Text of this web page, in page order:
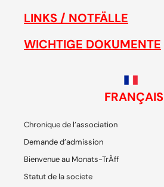
LINKS / NOTFÄLLE
WICHTIGE DOKUMENTE
FRANÇAIS
Chronique de l’association
Demande d’admission
Bienvenue au Monats-TrÄff
Statut de la societe